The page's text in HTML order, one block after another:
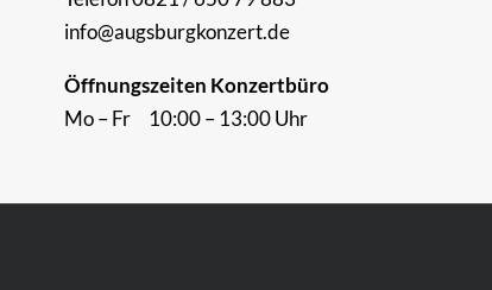
info@augsburgkonzert.de
Öffnungszeiten Konzertbüro
Mo – Fr 10:00 – 13:00 Uhr